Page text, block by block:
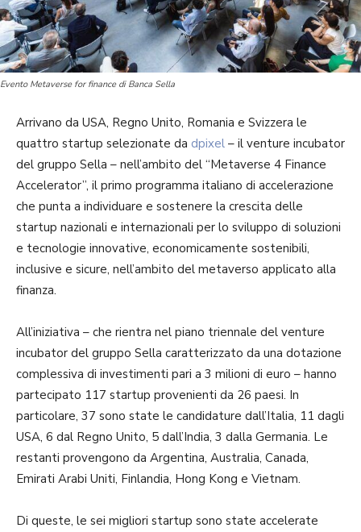
Evento Metaverse for finance di Banca Sella
Arrivano da USA, Regno Unito, Romania e Svizzera le
quattro startup selezionate da dpixel – il venture incubator
del gruppo Sella – nell’ambito del “Metaverse 4 Finance
Accelerator”, il primo programma italiano di accelerazione
che punta a individuare e sostenere la crescita delle
startup nazionali e internazionali per lo sviluppo di soluzioni
e tecnologie innovative, economicamente sostenibili,
inclusive e sicure, nell’ambito del metaverso applicato alla
finanza.
All’iniziativa – che rientra nel piano triennale del venture
incubator del gruppo Sella caratterizzato da una dotazione
complessiva di investimenti pari a 3 milioni di euro – hanno
partecipato 117 startup provenienti da 26 paesi. In
particolare, 37 sono state le candidature dall’Italia, 11 dagli
USA, 6 dal Regno Unito, 5 dall’India, 3 dalla Germania. Le
restanti provengono da Argentina, Australia, Canada,
Emirati Arabi Uniti, Finlandia, Hong Kong e Vietnam.
Di queste, le sei migliori startup sono state accelerate